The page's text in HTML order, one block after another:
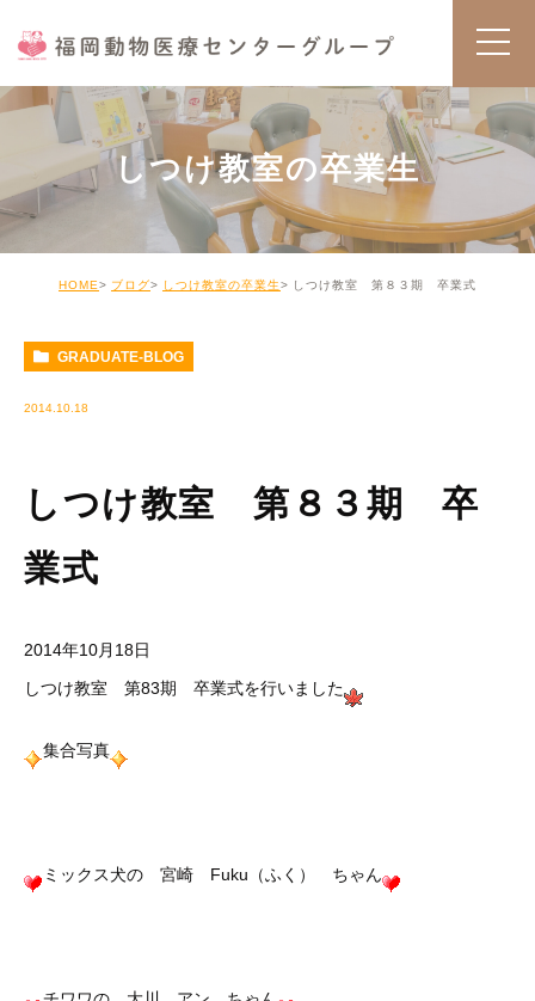
しつけ教室の卒業生
HOME ブログ しつけ教室の卒業生 しつけ教室 第８３期 卒業式
GRADUATE-BLOG
2014.10.18
しつけ教室 第８３期 卒
業式
2014年10月18日
しつけ教室 第83期 卒業式を行いました
集合写真
ミックス犬の 宮崎 Fuku（ふく） ちゃん